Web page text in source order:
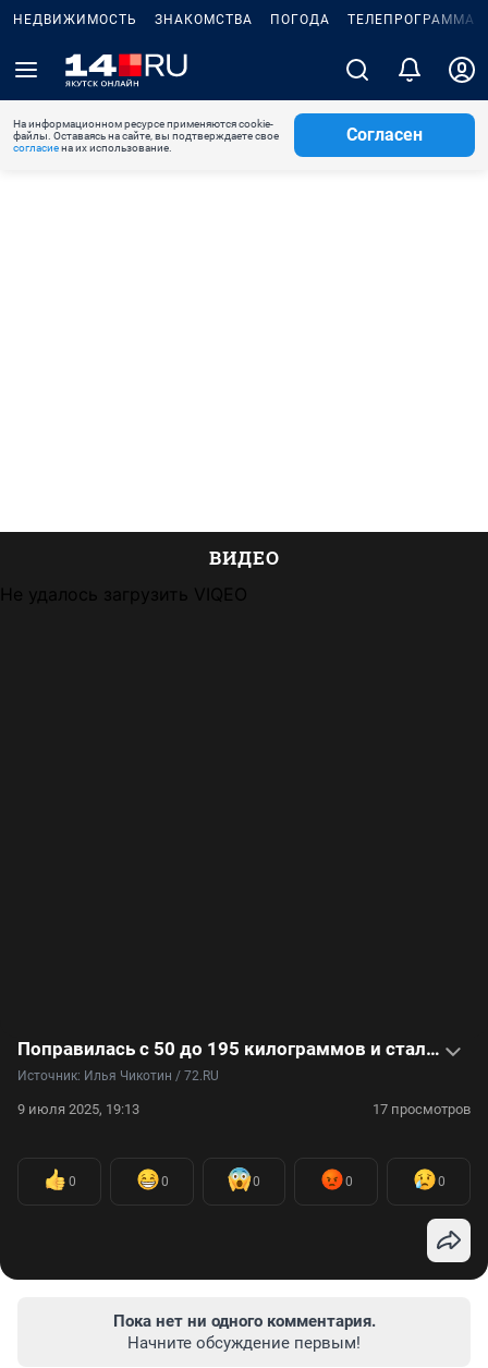
НЕДВИЖИМОСТЬ ЗНАКОМСТВА ПОГОДА ТЕЛЕПРОГРАММА
На информационном ресурсе применяются cookie-
файлы. Оставаясь на сайте, вы подтверждаете свое
согласиена их использование.
Согласен
ВИДЕО
Не удалось загрузить VIQEO
Поправилась с 50 до 195 килограммов и стала затворницей
Источник: Илья Чикотин / 72.RU
9 июля 2025, 19:13 17 просмотров
0 0 0 0 0
Пока нет ни одного комментария.
Начните обсуждение первым!